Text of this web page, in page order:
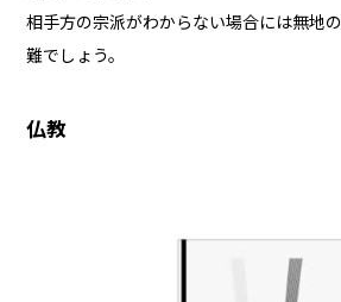
相手方の宗派がわからない場合には無地
難でしょう。
仏教